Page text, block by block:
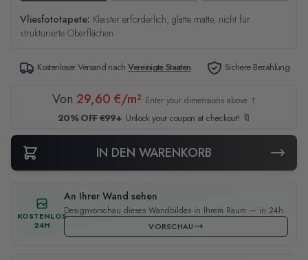
Vliesfototapete: Kleister erforderlich, glatte matte, nicht für
strukturierte Oberflächen
Kostenloser Versand nachVereinigte Staaten Sichere Bezahlung
Von 29,60 €/m² Enter your dimensions above ↑
20% OFF €99+ Unlock your coupon at checkout! 🔖
IN DEN WARENKORB
KOSTENLOS
24H
An Ihrer Wand sehen
Designvorschau dieses Wandbildes in Ihrem Raum — in 24h.
VORSCHAU